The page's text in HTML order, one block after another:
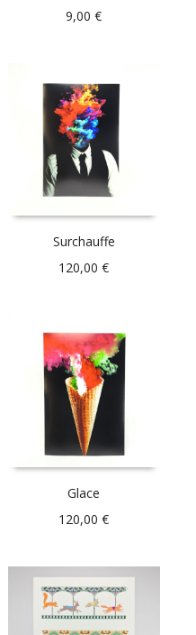
9,00€
Surchauffe
120,00€
Glace
120,00€